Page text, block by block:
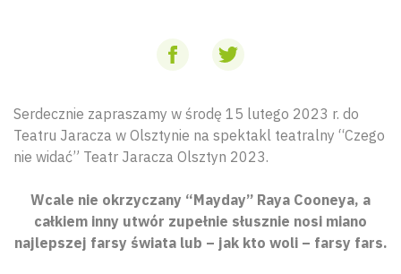
Serdecznie zapraszamy w środę 15 lutego 2023 r. do
Teatru Jaracza w Olsztynie na spektakl teatralny “Czego
nie widać” Teatr Jaracza Olsztyn 2023.
Wcale nie okrzyczany “Mayday” Raya Cooneya, a
całkiem inny utwór zupełnie słusznie nosi miano
najlepszej farsy świata lub – jak kto woli – farsy fars.